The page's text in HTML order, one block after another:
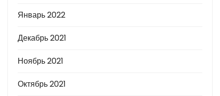
Январь 2022
Декабрь 2021
Ноябрь 2021
Октябрь 2021